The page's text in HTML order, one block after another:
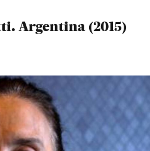
Argentina (2015)